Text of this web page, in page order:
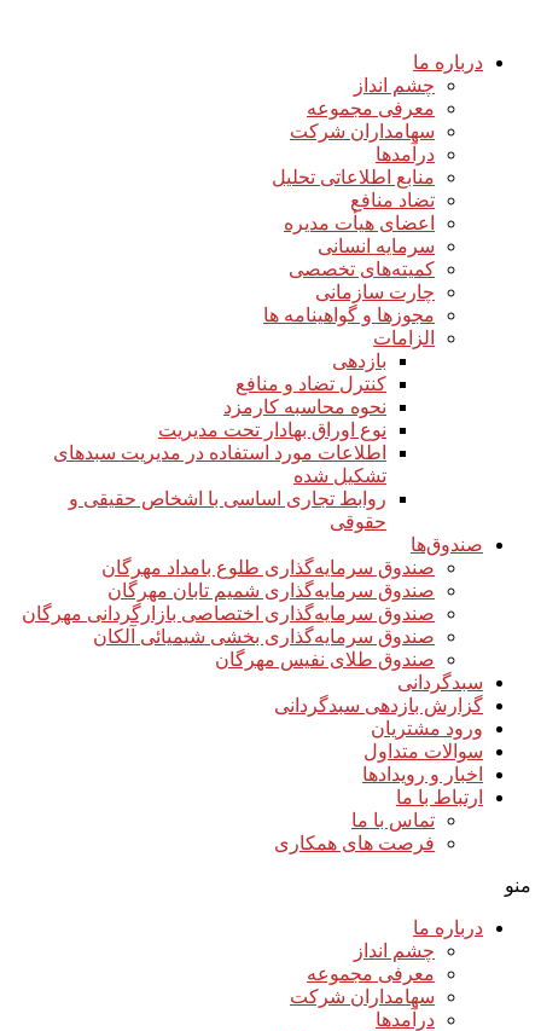
درباره ما
چشم انداز
معرفی مجموعه
سهامداران شرکت
درآمد‌ها
منابع اطلاعاتی تحلیل
تضاد منافع
اعضای هیأت مدیره
سرمایه انسانی
کمیته‌های تخصصی
چارت سازمانی
مجوزها و گواهینامه ها
الزامات
بازدهی
کنترل تضاد و منافع
نحوه محاسبه کارمزد
نوع اوراق بهادار تحت مدیریت
اطلاعات مورد استفاده در مدیریت سبدهای
تشکیل شده
روابط تجاری اساسی با اشخاص حقیقی و
حقوقی
صندوق‌ها
صندوق سرمایه‌گذاری طلوع بامداد مهرگان
صندوق سرمایه‌گذاری شمیم تابان مهرگان
صندوق سرمایه‌گذاری اختصاصی بازارگردانی مهرگان
صندوق سرمایه‌گذاری بخشی شیمیائی آلکان
صندوق طلای نفیس مهرگان
سبدگردانی
گزارش بازدهی سبدگردانی
ورود مشتریان
سوالات متداول
اخبار و رویدادها
ارتباط با ما
تماس با ما
فرصت های همکاری
منو
درباره ما
چشم انداز
معرفی مجموعه
سهامداران شرکت
درآمد‌ها